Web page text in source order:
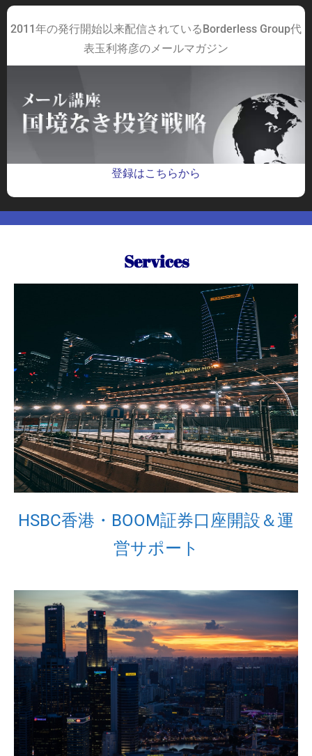
2011年の発行開始以来配信されているBorderless Group代
表玉利将彦のメールマガジン
登録はこちらから
Services
HSBC香港・BOOM証券口座開設＆運
営サポート